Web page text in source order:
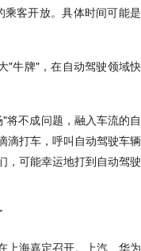
客开放。具体时间可能是
"牛牌"，在自动驾驶领域快
将不成问题，融入车流的自
滴打车，呼叫自动驾驶车辆
，可能幸运地打到自动驾驶
上海嘉定召开。上汽、华为